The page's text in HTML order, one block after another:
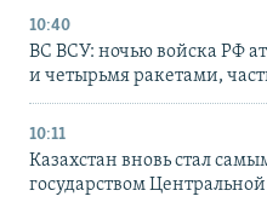
10:40
ВС ВСУ: ночью войска РФ
и четырьмя ракетами,
10:11
Казахстан вновь стал
государством